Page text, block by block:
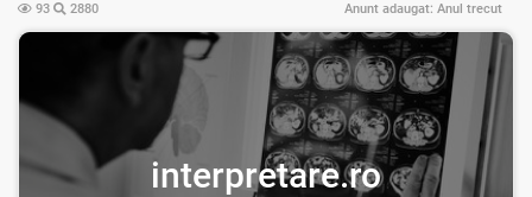
93 2880 Anunt adaugat: Anul trecut
interpretare.ro